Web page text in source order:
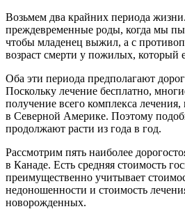
Возьмем два крайних периода
преждевременные роды, когда мы
чтобы младенец выжил, а с
возраст смерти у пожилых, который
Оба эти периода предполагают
Поскольку лечение бесплатно,
получение всего комплекса
в Северной Америке. Поэтому
продолжают расти из года в год.
Рассмотрим пять наиболее
в Канаде. Есть средняя стоимость
преимущественно учитывает
недоношенности и стоимость
новорожденных.